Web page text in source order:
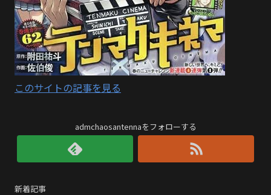
このサイトの記事を見る
admchaosantennaをフォローする
新着記事